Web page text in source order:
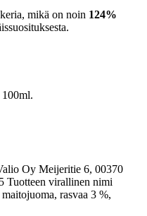
mikä on noin 124%
100ml.
Oy Meijeritie 6, 00370
virallinen nimi
rasvaa 3 %,